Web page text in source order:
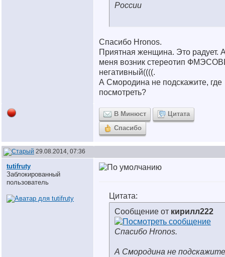
России
Спасибо Hronos.
Приятная женщина. Это радует.
меня возник стереотип
негативный((((.
А Сморoдина не подскажите, где
посмотреть?
В Минюст
Цитата
Спасибо
29.08.2014, 07:36
tutifruty
Заблокированный
пользователь
Цитата:
Сообщение от кирилл222
Спасибо Hronos.
А Сморoдина не